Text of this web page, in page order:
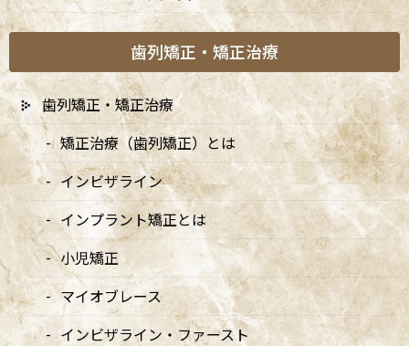
は、「歯に穴があいた状態」だと思われがちですが、実際に
はそれよりずっと前から静かに進行しています。初期のむし
歯は痛みもほとんどなく、見た目もわかりにくいため、患
者さんご自身が気づいたときには、すでに神経の近くまで
進んでいることも珍しくありません。阿佐ヶ谷の当院でも
「痛くないから大丈夫だと思っていた」「しみるのを放置し
ていたら、急に激痛になった」というご相談を日々いただ
きます。
歯列矯正・矯正治療
歯列矯正・矯正治療
矯正治療（歯列矯正）とは
インビザライン
インプラント矯正とは
小児矯正
マイオブレース
インビザライン・ファースト